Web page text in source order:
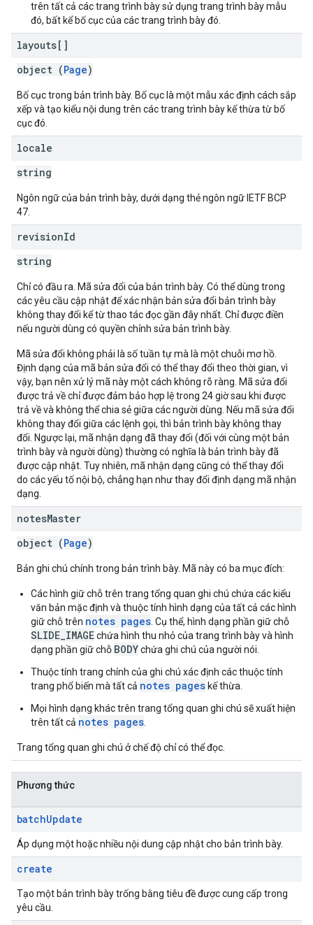
trên tất cả các trang trình bày sử dụng trang trình bày mẫu
đó, bất kể bố cục của các trang trình bày đó.
layouts[]
object (Page)
Bố cục trong bản trình bày. Bố cục là một mẫu xác định cách sắp
xếp và tạo kiểu nội dung trên các trang trình bày kế thừa từ bố
cục đó.
locale
string
Ngôn ngữ của bản trình bày, dưới dạng thẻ ngôn ngữ IETF BCP
47.
revisionId
string
Chỉ có đầu ra. Mã sửa đổi của bản trình bày. Có thể dùng trong
các yêu cầu cập nhật để xác nhận bản sửa đổi bản trình bày
không thay đổi kể từ thao tác đọc gần đây nhất. Chỉ được điền
nếu người dùng có quyền chỉnh sửa bản trình bày.
Mã sửa đổi không phải là số tuần tự mà là một chuỗi mơ hồ.
Định dạng của mã bản sửa đổi có thể thay đổi theo thời gian, vì
vậy, bạn nên xử lý mã này một cách không rõ ràng. Mã sửa đổi
được trả về chỉ được đảm bảo hợp lệ trong 24 giờ sau khi được
trả về và không thể chia sẻ giữa các người dùng. Nếu mã sửa đổi
không thay đổi giữa các lệnh gọi, thì bản trình bày không thay
đổi. Ngược lại, mã nhận dạng đã thay đổi (đối với cùng một bản
trình bày và người dùng) thường có nghĩa là bản trình bày đã
được cập nhật. Tuy nhiên, mã nhận dạng cũng có thể thay đổi
do các yếu tố nội bộ, chẳng hạn như thay đổi định dạng mã nhận
dạng.
notesMaster
object (Page)
Bản ghi chú chính trong bản trình bày. Mã này có ba mục đích:
Các hình giữ chỗ trên trang tổng quan ghi chú chứa các kiểu
văn bản mặc định và thuộc tính hình dạng của tất cả các hình
giữ chỗ trên notes pages . Cụ thể, hình dạng phần giữ chỗ
SLIDE_IMAGEchứa hình thu nhỏ của trang trình bày và hình
dạng phần giữ chỗ BODYchứa ghi chú của người nói.
Thuộc tính trang chính của ghi chú xác định các thuộc tính
trang phổ biến mà tất cả notes pages kế thừa.
Mọi hình dạng khác trên trang tổng quan ghi chú sẽ xuất hiện
trên tất cả notes pages
Trang tổng quan ghi chú ở chế độ chỉ có thể đọc.
Phương thức
batchUpdate
Áp dụng một hoặc nhiều nội dung cập nhật cho bản trình bày.
create
Tạo một bản trình bày trống bằng tiêu đề được cung cấp trong
yêu cầu.